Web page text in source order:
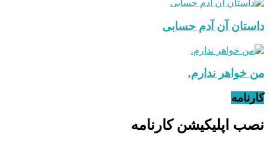
داستان آن آدم حسابی
من خواهر ندارم.
کارنامه
نصب اپلیکیشن کارنامه